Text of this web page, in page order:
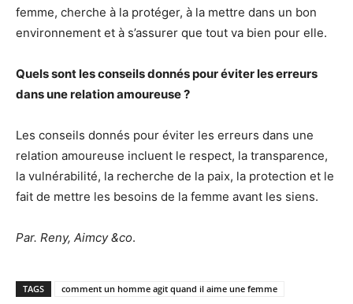
femme, cherche à la protéger, à la mettre dans un bon
environnement et à s’assurer que tout va bien pour elle.
Quels sont les conseils donnés pour éviter les erreurs
dans une relation amoureuse ?
Les conseils donnés pour éviter les erreurs dans une
relation amoureuse incluent le respect, la transparence,
la vulnérabilité, la recherche de la paix, la protection et le
fait de mettre les besoins de la femme avant les siens.
Par. Reny, Aimcy &co.
TAGS comment un homme agit quand il aime une femme